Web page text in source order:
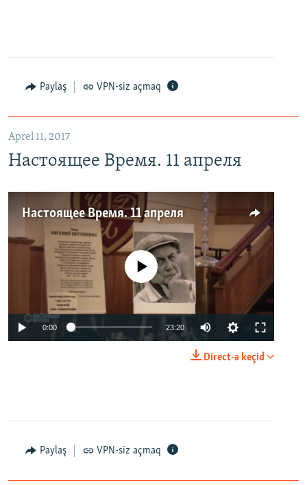
Paylaş VPN-siz açmaq
Aprel 11, 2017
Настоящее Время. 11 апреля
Настоящее Время. 11 апреля
No media source currently available
0:00 23:20
Direct-ə keçid
Paylaş VPN-siz açmaq